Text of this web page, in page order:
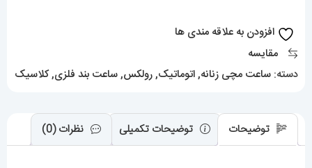
طلایی
سفید
021477
افزودن به علاقه مندی ها
مقایسه
دسته: ساعت مچی زنانه,اتوماتیک,رولکس,ساعت بند فلزی,کلاسیک
توضیحات توضیحات تکمیلی نظرات (0)